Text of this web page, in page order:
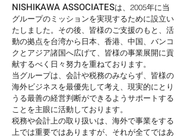
NISHIKAWA ASSOCIATESは、2005年に当
グループのミッションを実現するために設立い
たしました。その後、皆様のご支援のもと、活
動の拠点を台湾から日本、香港、中国、バンコ
クとアジア諸国へ広げて、皆様の事業展開に貢
献するべく日々努力を重ねております。
当グループは、会計や税務のみならず、皆様の
海外ビジネスを最優先して考え、現実的にとり
うる最善の経営判断ができるようサポートする
ことを主眼に活動しております。
税務や会計上の取り扱いは、海外で事業をする
上では重要ではありますが、それが全てではあ